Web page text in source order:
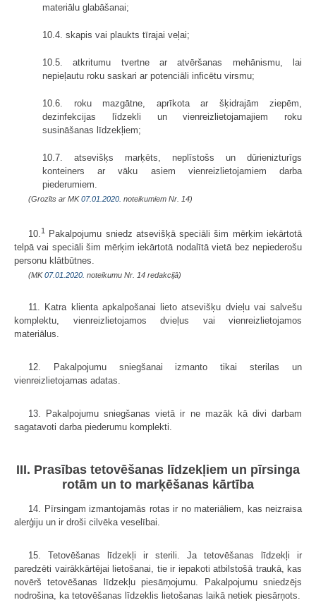
materiālu glabāšanai;
10.4. skapis vai plaukts tīrajai veļai;
10.5. atkritumu tvertne ar atvēršanas mehānismu, lai
nepieļautu roku saskari ar potenciāli inficētu virsmu;
10.6. roku mazgātne, aprīkota ar šķidrajām ziepēm,
dezinfekcijas līdzekli un vienreizlietojamajiem roku
susināšanas līdzekļiem;
10.7. atsevišķs marķēts, neplīstošs un dūrienizturīgs
konteiners ar vāku asiem vienreizlietojamiem darba
piederumiem.
(Grozīts ar MK07.01.2020. noteikumiem Nr. 14)
10.1
Pakalpojumu sniedz atsevišķā speciāli šim mērķim iekārtotā
telpā vai speciāli šim mērķim iekārtotā nodalītā vietā bez nepiederošu
personu klātbūtnes.
(MK07.01.2020. noteikumu Nr. 14 redakcijā)
11. Katra klienta apkalpošanai lieto atsevišķu dvieļu vai salvešu
komplektu, vienreizlietojamos dvieļus vai vienreizlietojamos
materiālus.
12. Pakalpojumu sniegšanai izmanto tikai sterilas un
vienreizlietojamas adatas.
13. Pakalpojumu sniegšanas vietā ir ne mazāk kā divi darbam
sagatavoti darba piederumu komplekti.
III. Prasības tetovēšanas līdzekļiem un pīrsinga
rotām un to marķēšanas kārtība
14. Pīrsingam izmantojamās rotas ir no materiāliem, kas neizraisa
alerģiju un ir droši cilvēka veselībai.
15. Tetovēšanas līdzekļi ir sterili. Ja tetovēšanas līdzekļi ir
paredzēti vairākkārtējai lietošanai, tie ir iepakoti atbilstošā traukā, kas
novērš tetovēšanas līdzekļu piesārņojumu. Pakalpojumu sniedzējs
nodrošina, ka tetovēšanas līdzeklis lietošanas laikā netiek piesārņots.